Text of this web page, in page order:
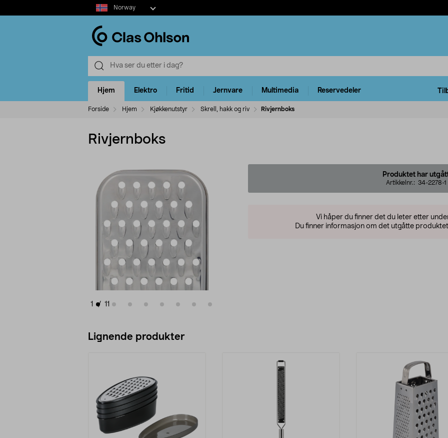
Select
market
Norway
Hjem Elektro Fritid Jernvare Multimedia Reservedeler
Forside Hjem Kjøkkenutstyr Skrell, hakk og riv Rivjernboks
Rivjernboks
1 / 11
Produktet har
Artikkelnr.: 34-2278-1
Vi håper du finner det du leter etter
Du finner informasjon om det utgåtte
Lignende produkter